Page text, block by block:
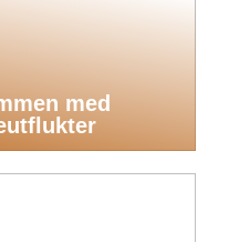
med